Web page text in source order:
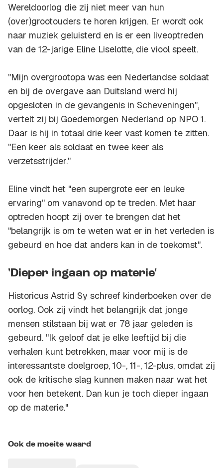
Wereldoorlog die zij niet meer van hun
(over)grootouders te horen krijgen. Er wordt ook
naar muziek geluisterd en is er een liveoptreden
van de 12-jarige Eline Liselotte, die viool speelt.
"Mijn overgrootopa was een Nederlandse soldaat
en bij de overgave aan Duitsland werd hij
opgesloten in de gevangenis in Scheveningen",
vertelt zij bij Goedemorgen Nederland op NPO 1.
Daar is hij in totaal drie keer vast komen te zitten.
"Een keer als soldaat en twee keer als
verzetsstrijder."
Eline vindt het "een supergrote eer en leuke
ervaring" om vanavond op te treden. Met haar
optreden hoopt zij over te brengen dat het
"belangrijk is om te weten wat er in het verleden is
gebeurd en hoe dat anders kan in de toekomst".
'Dieper ingaan op materie'
Historicus Astrid Sy schreef kinderboeken over de
oorlog. Ook zij vindt het belangrijk dat jonge
mensen stilstaan bij wat er 78 jaar geleden is
gebeurd. "Ik geloof dat je elke leeftijd bij die
verhalen kunt betrekken, maar voor mij is de
interessantste doelgroep, 10-, 11-, 12-plus, omdat zij
ook de kritische slag kunnen maken naar wat het
voor hen betekent. Dan kun je toch dieper ingaan
op de materie."
Ook de moeite waard